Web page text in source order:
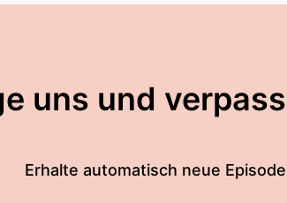
uns und
Erhalte automatisch neue